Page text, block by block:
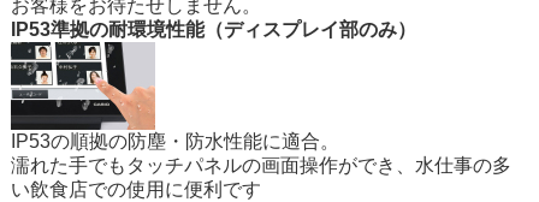
お客様をお待たせしません。
IP53準拠の耐環境性能（ディスプレイ部のみ）
IP53の順拠の防塵・防水性能に適合。
濡れた手でもタッチパネルの画面操作ができ、水仕事の多
い飲食店での使用に便利です